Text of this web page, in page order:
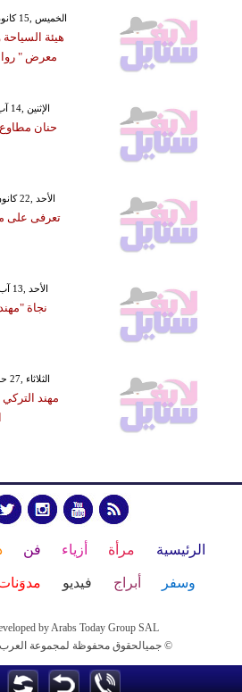
GMT 11:42 2016 الخميس ,15 كانون الأول / ديسمبر
هيئة السياحة
معرض "
GMT 07:21 2017 الإثنين ,14 آب / أغسطس
حنان
GMT 14:21 2017 الأحد ,22 كانون الثاني / يناير
تعرفى على
GMT 20:28 2017 الأحد ,13 آب / أغسطس
نجاة
GMT 06:22 2017 الثلاثاء ,27 حزيران / يونيو
مهند
الرئيسية مرأة أزياء فن
وسفر أبراج فيديو
by Arabs Today Group SAL
جميالحقوق محفوظة لمجموعة العرب اليوم الاعلامية 2025 ©